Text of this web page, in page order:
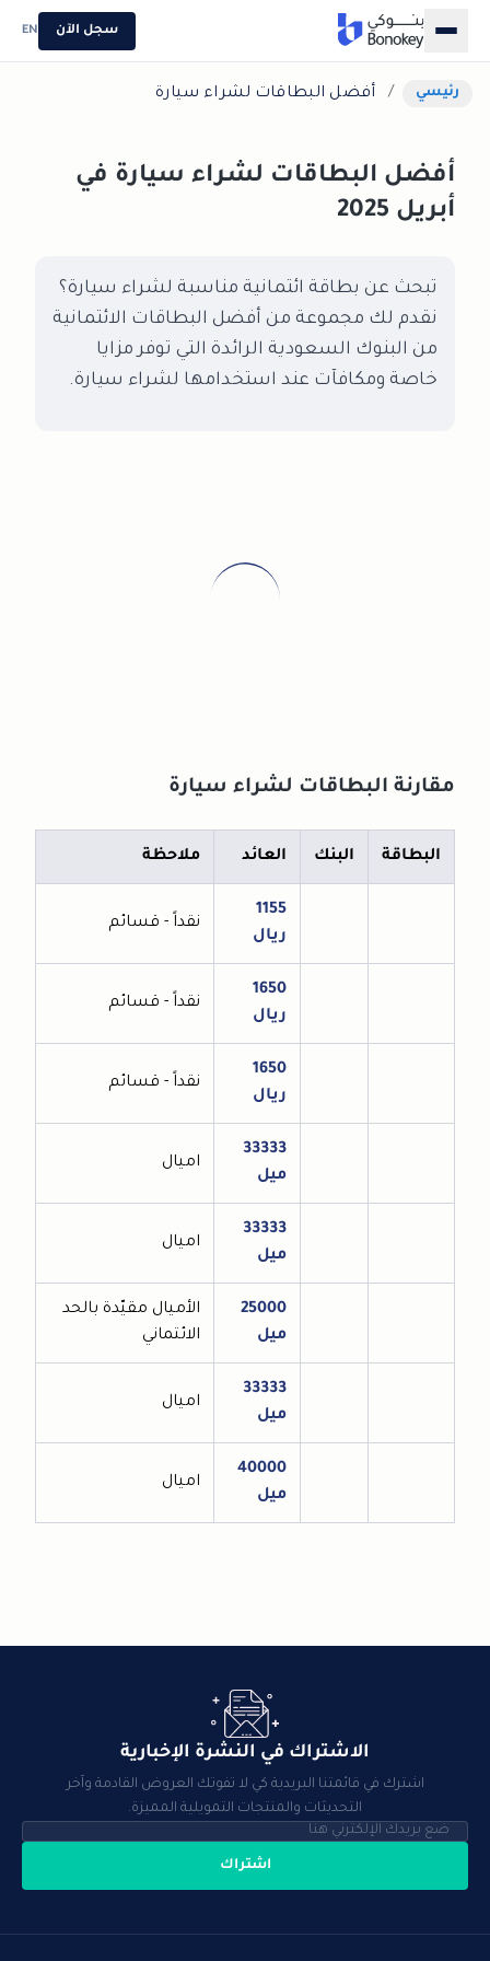
سجل الآن EN
رئيسي / أفضل البطاقات لشراء سيارة
أفضل البطاقات لشراء سيارة في
أبريل 2025
تبحث عن بطاقة ائتمانية مناسبة لشراء سيارة؟
نقدم لك مجموعة من أفضل البطاقات الائتمانية
من البنوك السعودية الرائدة التي توفر مزايا
خاصة ومكافآت عند استخدامها لشراء سيارة.
مقارنة البطاقات لشراء سيارة
البطاقة البنك العائد ملاحظة
1155
ريال
نقداً - قسائم
1650
ريال
نقداً - قسائم
1650
ريال
نقداً - قسائم
33333
ميل
اميال
33333
ميل
اميال
25000
ميل
الأميال مقيّدة بالحد
الائتماني
33333
ميل
اميال
40000
ميل
اميال
الاشتراك في النشرة الإخبارية
اشترك في قائمتنا البريدية كي لا تفوتك العروض القادمة وآخر
التحديثات والمنتجات التمويلية المميزة.
اشتراك